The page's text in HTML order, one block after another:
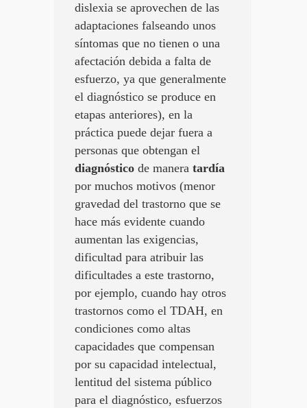
dislexia se aprovechen de las
adaptaciones falseando unos
síntomas que no tienen o una
afectación debida a falta de
esfuerzo, ya que generalmente
el diagnóstico se produce en
etapas anteriores), en la
práctica puede dejar fuera a
personas que obtengan el
diagnóstico de manera tardía
por muchos motivos (menor
gravedad del trastorno que se
hace más evidente cuando
aumentan las exigencias,
dificultad para atribuir las
dificultades a este trastorno,
por ejemplo, cuando hay otros
trastornos como el TDAH, en
condiciones como altas
capacidades que compensan
por su capacidad intelectual,
lentitud del sistema público
para el diagnóstico, esfuerzos